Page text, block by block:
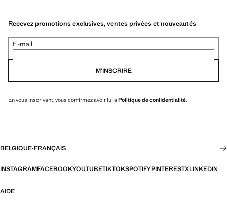
Recevez promotions exclusives, ventes privées et nouveautés
E-mail
M’INSCRIRE
En vous inscrivant, vous confirmez avoir lu la Politique de confidentialité.
BELGIQUE·FRANÇAIS
INSTAGRAMFACEBOOKYOUTUBETIKTOKSPOTIFYPINTERESTXLINKEDIN
AIDE